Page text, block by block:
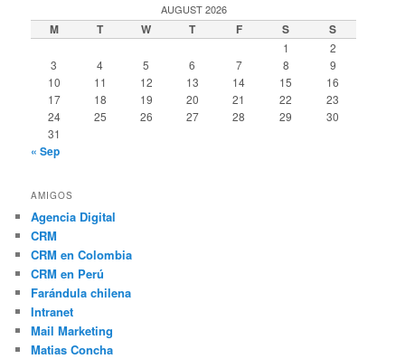
AUGUST 2026
M T W T F S S
1
2
3
4 5 6 7 8
9
10
11 12 13 14 15
16
17
18 19 20 21 22
23
24
25 26 27 28 29
30
31
« Sep
AMIGOS
Agencia Digital
CRM
CRM en Colombia
CRM en Perú
Farándula chilena
Intranet
Mail Marketing
Matias Concha